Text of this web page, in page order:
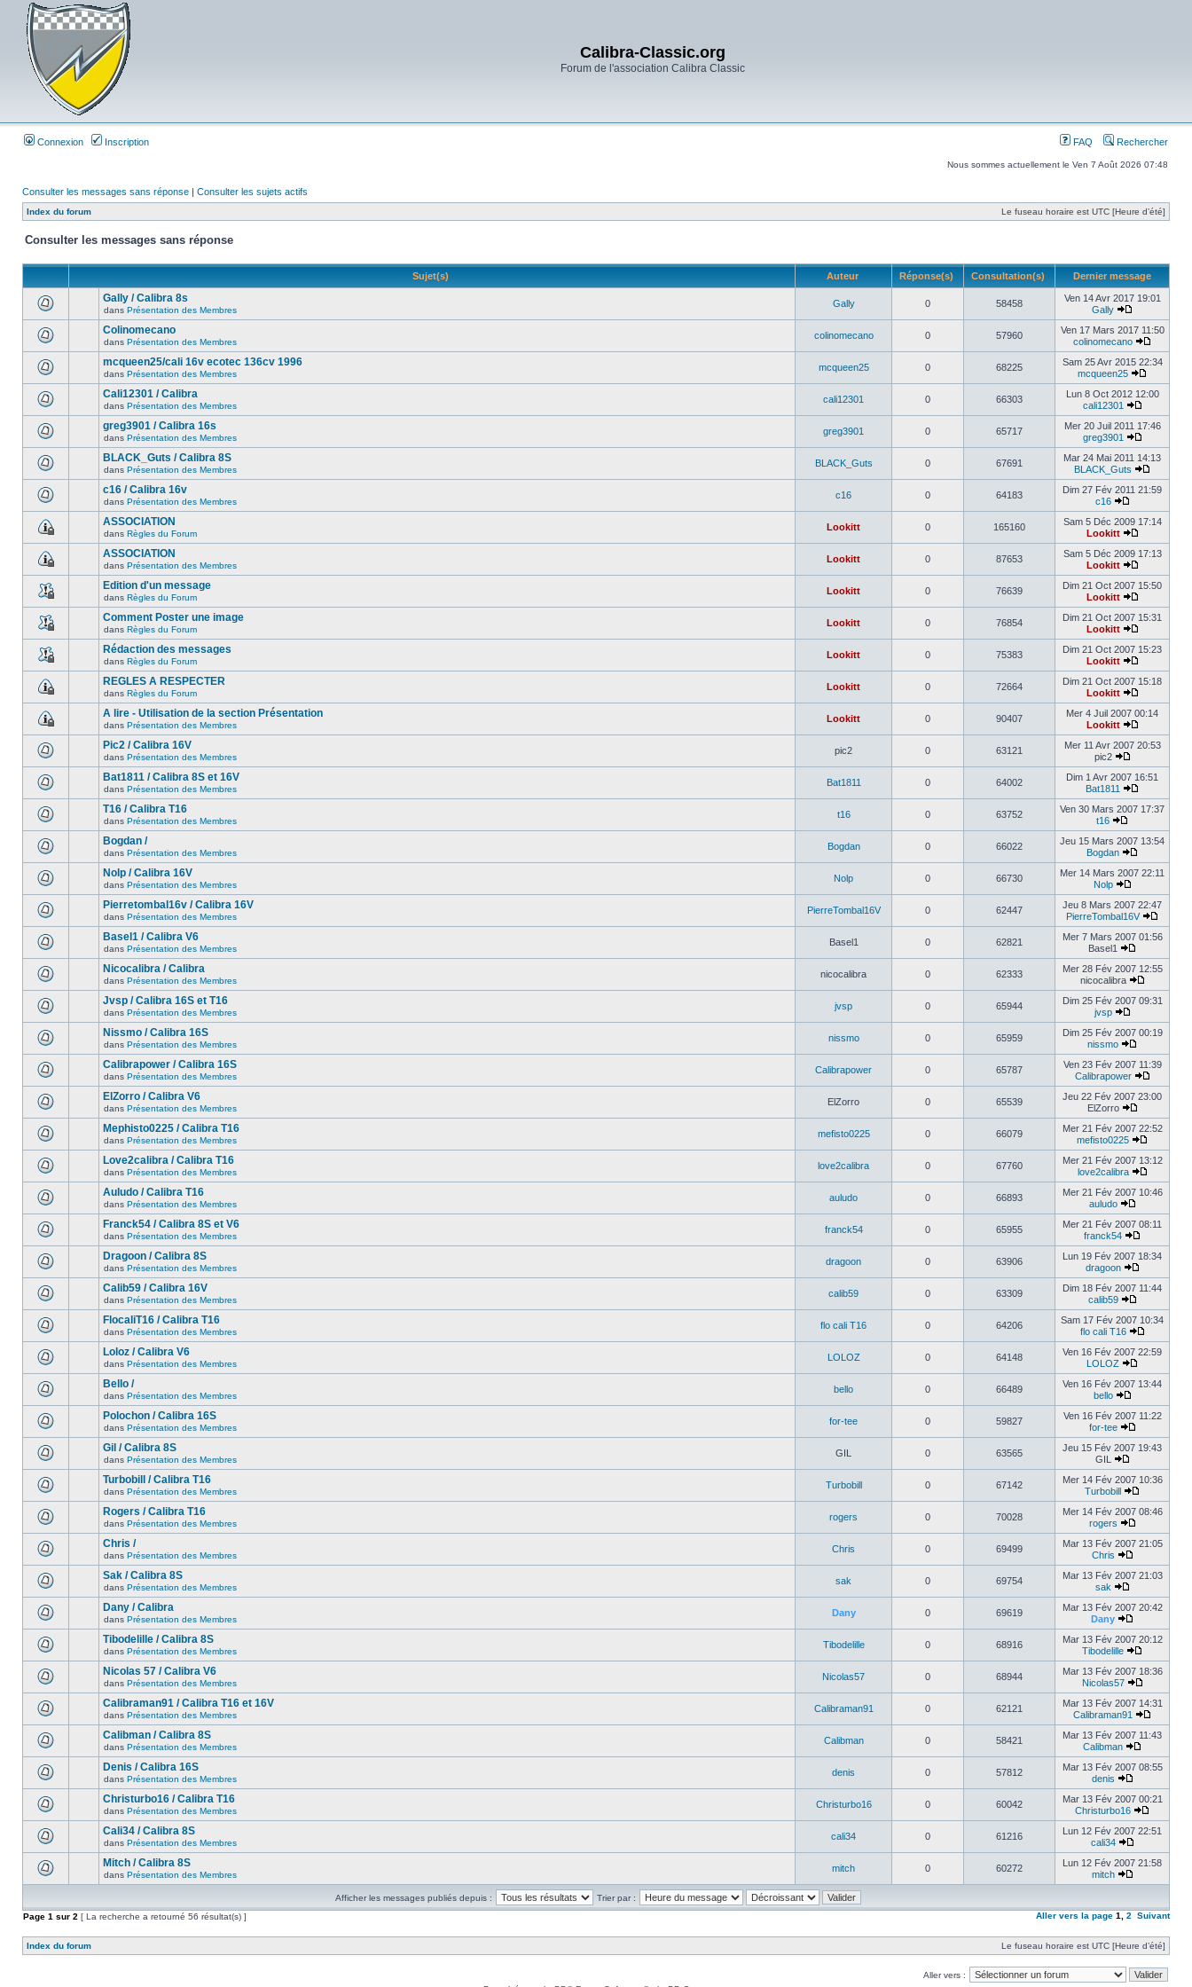
Calibra-Classic.org
Forum de l'association Calibra Classic
Connexion Inscription FAQ Rechercher
Nous sommes actuellement le Ven 7 Août 2026 07:48
Consulter les messages sans réponse | Consulter les sujets actifs
Index du forum Le fuseau horaire est UTC [Heure d’été]
Consulter les messages sans réponse
Sujet(s) Auteur Réponse(s) Consultation(s) Dernier message
Gally / Calibra 8s
dans Présentation des Membres
Gally 0 58458
Ven 14 Avr 2017 19:01
Gally
Colinomecano
dans Présentation des Membres
colinomecano 0 57960
Ven 17 Mars 2017 11:50
colinomecano
mcqueen25/cali 16v ecotec 136cv 1996
dans Présentation des Membres
mcqueen25 0 68225
Sam 25 Avr 2015 22:34
mcqueen25
Cali12301 / Calibra
dans Présentation des Membres
cali12301 0 66303
Lun 8 Oct 2012 12:00
cali12301
greg3901 / Calibra 16s
dans Présentation des Membres
greg3901 0 65717
Mer 20 Juil 2011 17:46
greg3901
BLACK_Guts / Calibra 8S
dans Présentation des Membres
BLACK_Guts 0 67691
Mar 24 Mai 2011 14:13
BLACK_Guts
c16 / Calibra 16v
dans Présentation des Membres
c16 0 64183
Dim 27 Fév 2011 21:59
c16
ASSOCIATION
dans Règles du Forum
Lookitt 0 165160
Sam 5 Déc 2009 17:14
Lookitt
ASSOCIATION
dans Présentation des Membres
Lookitt 0 87653
Sam 5 Déc 2009 17:13
Lookitt
Edition d'un message
dans Règles du Forum
Lookitt 0 76639
Dim 21 Oct 2007 15:50
Lookitt
Comment Poster une image
dans Règles du Forum
Lookitt 0 76854
Dim 21 Oct 2007 15:31
Lookitt
Rédaction des messages
dans Règles du Forum
Lookitt 0 75383
Dim 21 Oct 2007 15:23
Lookitt
REGLES A RESPECTER
dans Règles du Forum
Lookitt 0 72664
Dim 21 Oct 2007 15:18
Lookitt
A lire - Utilisation de la section Présentation
dans Présentation des Membres
Lookitt 0 90407
Mer 4 Juil 2007 00:14
Lookitt
Pic2 / Calibra 16V
dans Présentation des Membres
pic2 0 63121
Mer 11 Avr 2007 20:53
pic2
Bat1811 / Calibra 8S et 16V
dans Présentation des Membres
Bat1811 0 64002
Dim 1 Avr 2007 16:51
Bat1811
T16 / Calibra T16
dans Présentation des Membres
t16 0 63752
Ven 30 Mars 2007 17:37
t16
Bogdan /
dans Présentation des Membres
Bogdan 0 66022
Jeu 15 Mars 2007 13:54
Bogdan
Nolp / Calibra 16V
dans Présentation des Membres
Nolp 0 66730
Mer 14 Mars 2007 22:11
Nolp
Pierretombal16v / Calibra 16V
dans Présentation des Membres
PierreTombal16V 0 62447
Jeu 8 Mars 2007 22:47
PierreTombal16V
Basel1 / Calibra V6
dans Présentation des Membres
Basel1 0 62821
Mer 7 Mars 2007 01:56
Basel1
Nicocalibra / Calibra
dans Présentation des Membres
nicocalibra 0 62333
Mer 28 Fév 2007 12:55
nicocalibra
Jvsp / Calibra 16S et T16
dans Présentation des Membres
jvsp 0 65944
Dim 25 Fév 2007 09:31
jvsp
Nissmo / Calibra 16S
dans Présentation des Membres
nissmo 0 65959
Dim 25 Fév 2007 00:19
nissmo
Calibrapower / Calibra 16S
dans Présentation des Membres
Calibrapower 0 65787
Ven 23 Fév 2007 11:39
Calibrapower
ElZorro / Calibra V6
dans Présentation des Membres
ElZorro 0 65539
Jeu 22 Fév 2007 23:00
ElZorro
Mephisto0225 / Calibra T16
dans Présentation des Membres
mefisto0225 0 66079
Mer 21 Fév 2007 22:52
mefisto0225
Love2calibra / Calibra T16
dans Présentation des Membres
love2calibra 0 67760
Mer 21 Fév 2007 13:12
love2calibra
Auludo / Calibra T16
dans Présentation des Membres
auludo 0 66893
Mer 21 Fév 2007 10:46
auludo
Franck54 / Calibra 8S et V6
dans Présentation des Membres
franck54 0 65955
Mer 21 Fév 2007 08:11
franck54
Dragoon / Calibra 8S
dans Présentation des Membres
dragoon 0 63906
Lun 19 Fév 2007 18:34
dragoon
Calib59 / Calibra 16V
dans Présentation des Membres
calib59 0 63309
Dim 18 Fév 2007 11:44
calib59
FlocaliT16 / Calibra T16
dans Présentation des Membres
flo cali T16 0 64206
Sam 17 Fév 2007 10:34
flo cali T16
Loloz / Calibra V6
dans Présentation des Membres
LOLOZ 0 64148
Ven 16 Fév 2007 22:59
LOLOZ
Bello /
dans Présentation des Membres
bello 0 66489
Ven 16 Fév 2007 13:44
bello
Polochon / Calibra 16S
dans Présentation des Membres
for-tee 0 59827
Ven 16 Fév 2007 11:22
for-tee
Gil / Calibra 8S
dans Présentation des Membres
GIL 0 63565
Jeu 15 Fév 2007 19:43
GIL
Turbobill / Calibra T16
dans Présentation des Membres
Turbobill 0 67142
Mer 14 Fév 2007 10:36
Turbobill
Rogers / Calibra T16
dans Présentation des Membres
rogers 0 70028
Mer 14 Fév 2007 08:46
rogers
Chris /
dans Présentation des Membres
Chris 0 69499
Mar 13 Fév 2007 21:05
Chris
Sak / Calibra 8S
dans Présentation des Membres
sak 0 69754
Mar 13 Fév 2007 21:03
sak
Dany / Calibra
dans Présentation des Membres
Dany 0 69619
Mar 13 Fév 2007 20:42
Dany
Tibodelille / Calibra 8S
dans Présentation des Membres
Tibodelille 0 68916
Mar 13 Fév 2007 20:12
Tibodelille
Nicolas 57 / Calibra V6
dans Présentation des Membres
Nicolas57 0 68944
Mar 13 Fév 2007 18:36
Nicolas57
Calibraman91 / Calibra T16 et 16V
dans Présentation des Membres
Calibraman91 0 62121
Mar 13 Fév 2007 14:31
Calibraman91
Calibman / Calibra 8S
dans Présentation des Membres
Calibman 0 58421
Mar 13 Fév 2007 11:43
Calibman
Denis / Calibra 16S
dans Présentation des Membres
denis 0 57812
Mar 13 Fév 2007 08:55
denis
Christurbo16 / Calibra T16
dans Présentation des Membres
Christurbo16 0 60042
Mar 13 Fév 2007 00:21
Christurbo16
Cali34 / Calibra 8S
dans Présentation des Membres
cali34 0 61216
Lun 12 Fév 2007 22:51
cali34
Mitch / Calibra 8S
dans Présentation des Membres
mitch 0 60272
Lun 12 Fév 2007 21:58
mitch
Afficher les messages publiés depuis :
Trier par :
Page 1 sur 2 [ La recherche a retourné 56 résultat(s) ] Aller vers la page 1 2 Suivant
Index du forum Le fuseau horaire est UTC [Heure d’été]
Aller vers :